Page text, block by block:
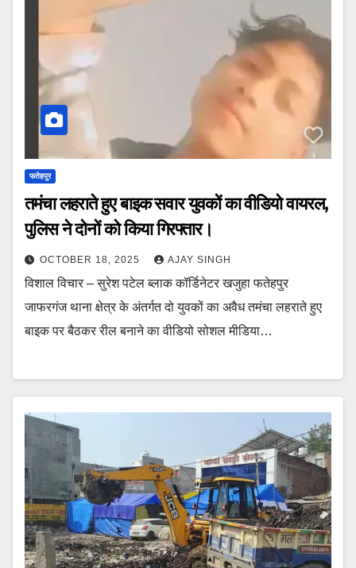
फतेहपुर
तमंचा लहराते हुए बाइक सवार युवकों का वीडियो वायरल,
पुलिस ने दोनों को किया गिरफ्तार।
OCTOBER 18, 2025 AJAY SINGH
विशाल विचार – सुरेश पटेल ब्लाक कॉर्डिनेटर खजुहा फतेहपुर
जाफरगंज थाना क्षेत्र के अंतर्गत दो युवकों का अवैध तमंचा लहराते हुए
बाइक पर बैठकर रील बनाने का वीडियो सोशल मीडिया…